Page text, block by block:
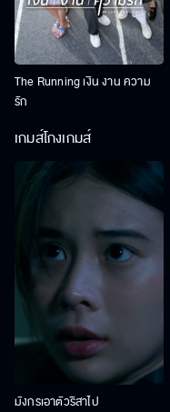
The Running เงิน งาน ความ
รัก
เกมส์โกงเกมส์
มังกรเอาตัวริสาไป